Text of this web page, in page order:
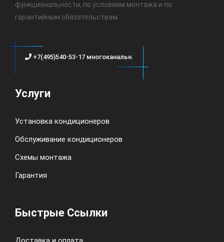
функциональности, по условиям монтажа и по
гарантийным обязательствам.
+7(495)540-53-17 многоканальн.
Услуги
Установка кондиционеров
Обслуживание кондиционеров
Схемы монтажа
Гарантия
Быстрые Ссылки